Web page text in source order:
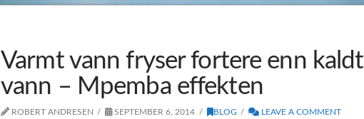
Varmt vann fryser fortere enn kaldt
vann – Mpemba effekten
ROBERT ANDRESEN SEPTEMBER 6, 2014 BLOG LEAVE A COMMENT